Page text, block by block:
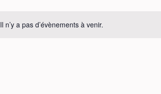
Il n’y a pas d’évènements à venir.